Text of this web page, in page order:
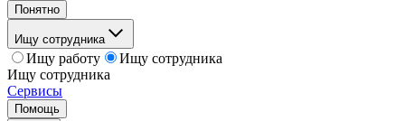
Понятно
Ищу сотрудника
Ищу работу
Ищу сотрудника
Ищу сотрудника
Сервисы
Помощь